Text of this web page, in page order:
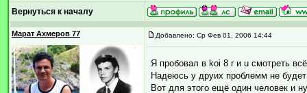
Вернуться к началу
Марат Ахмеров 77 Добавлено: Ср Фев 01, 2006 14:44
Я пробовал в koi 8 r и u смотреть
Надеюсь у друих проблемм не будет
Вот для этого ещё один человек и